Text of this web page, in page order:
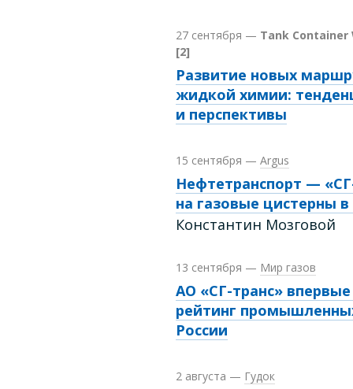
27 сентября — Tank Container
[2]
Развитие новых
жидкой химии:
и перспективы
15 сентября — Argus
Нефтетранспорт —
на газовые цистерны
Константин Мозговой
13 сентября — Мир газов
АО «СГ-транс»
рейтинг
России
2 августа — Гудок